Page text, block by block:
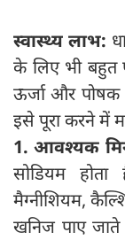
स्वास्थ्य लाभ:
के लिए भी बहुत
ऊर्जा और
इसे पूरा करने में
1. आवश्यक
सोडियम
मैग्नीशियम,
खनिज पाए जाते